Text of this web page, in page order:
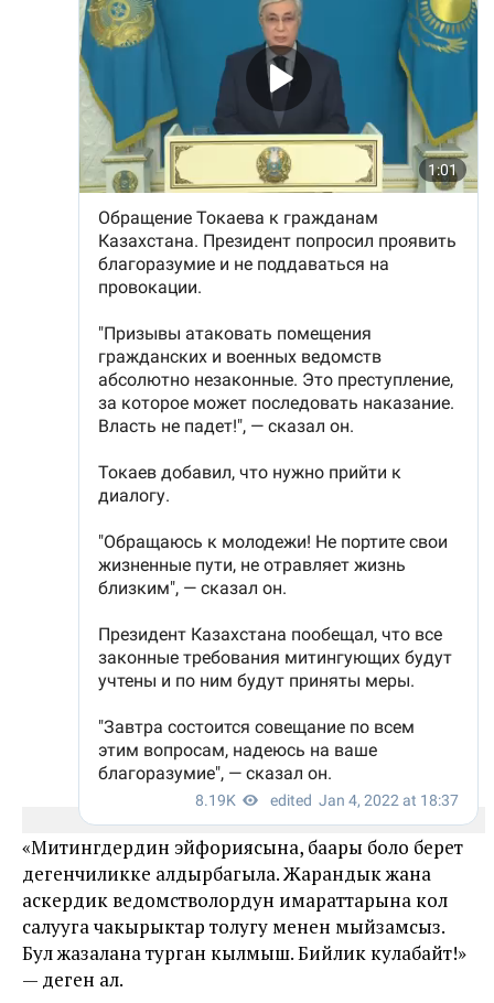
«Митингдердин эйфориясына, баары боло берет
дегенчиликке алдырбагыла. Жарандык жана
аскердик ведомстволордун имараттарына кол
салууга чакырыктар толугу менен мыйзамсыз.
Бул жазалана турган кылмыш. Бийлик кулабайт!»
— деген ал.